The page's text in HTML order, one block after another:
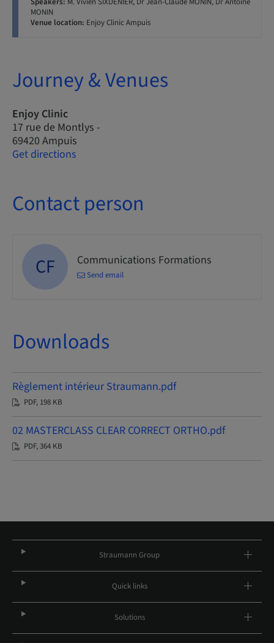
MONIN
Venue location: Enjoy Clinic Ampuis
Journey & Venues
Enjoy Clinic
17 rue de Montlys -
69420 Ampuis
Get directions
Contact person
CF Communications Formations
Send email
Downloads
Règlement intérieur Straumann.pdf
PDF, 198 KB
02 MASTERCLASS CLEAR CORRECT ORTHO.pdf
PDF, 364 KB
Straumann Group
Quick links
Solutions